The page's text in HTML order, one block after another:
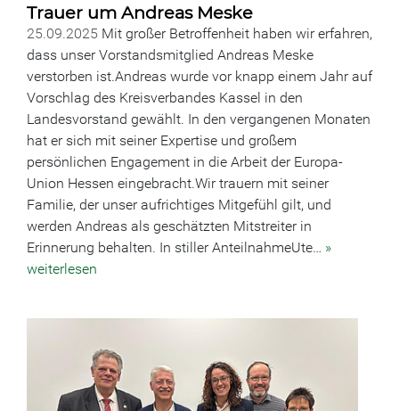
Trauer um Andreas Meske
25.09.2025 Mit großer Betroffenheit haben wir erfahren,
dass unser Vorstandsmitglied Andreas Meske
verstorben ist.Andreas wurde vor knapp einem Jahr auf
Vorschlag des Kreisverbandes Kassel in den
Landesvorstand gewählt. In den vergangenen Monaten
hat er sich mit seiner Expertise und großem
persönlichen Engagement in die Arbeit der Europa-
Union Hessen eingebracht.Wir trauern mit seiner
Familie, der unser aufrichtiges Mitgefühl gilt, und
werden Andreas als geschätzten Mitstreiter in
Erinnerung behalten. In stiller AnteilnahmeUte… »
weiterlesen